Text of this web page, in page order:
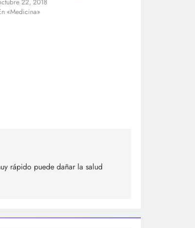
22, 2018
«Medicina»
rápido puede dañar la salud